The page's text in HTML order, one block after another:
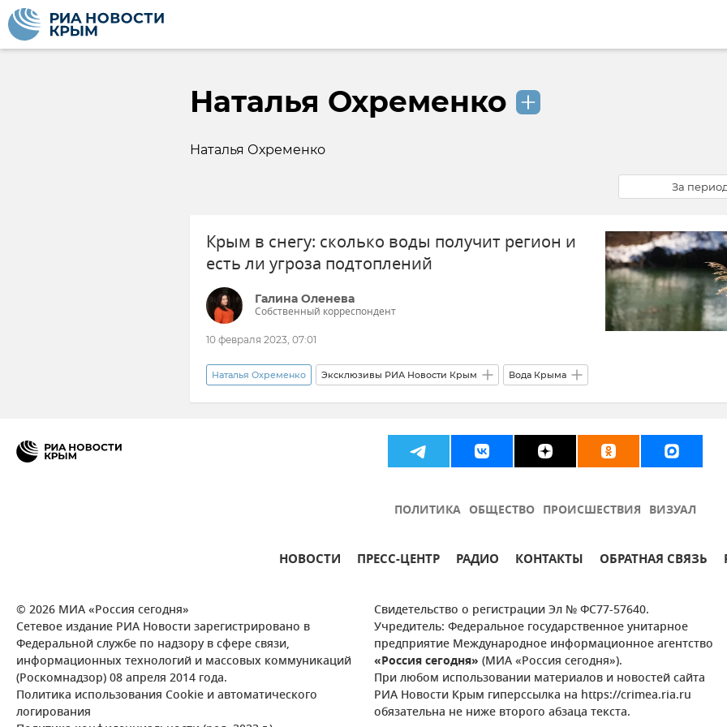
Наталья Охременко
Наталья Охременко
За
Крым в снегу: сколько воды получит регион и
есть ли угроза подтоплений
Галина Оленева
Собственный корреспондент
10 февраля 2023, 07:01
Наталья Охременко Эксклюзивы РИА Новости Крым Вода Крыма
Крымский гидрометцентр Безопасность Республики Крым и Севастополя Общество
ПОЛИТИКА ОБЩЕСТВО ПРОИСШЕСТВИЯ ВИЗУАЛ
НОВОСТИ ПРЕСС-ЦЕНТР РАДИО КОНТАКТЫ ОБРАТНАЯ СВЯЗЬ
© 2026 МИА «Россия сегодня»
Сетевое издание РИА Новости зарегистрировано в
Федеральной службе по надзору в сфере связи,
информационных технологий и массовых коммуникаций
(Роскомнадзор) 08 апреля 2014 года.
Политика использования Cookie и автоматического
логирования
Свидетельство о регистрации Эл № ФС77-57640.
Учредитель: Федеральное государственное унитарное
предприятие Международное информационное агентство
«Россия сегодня» (МИА «Россия сегодня»).
При любом использовании материалов и новостей сайта
РИА Новости Крым гиперссылка на https://crimea.ria.ru
обязательна не ниже второго абзаца текста.